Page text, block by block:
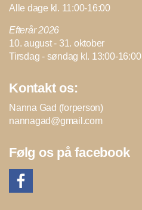
Alle dage kl. 11:00-16:00
Efterår 2026
10. august - 31. oktober
Tirsdag - søndag kl. 13:00-16:00
Kontakt os:
Nanna Gad (forperson)
nannagad@gmail.com
Følg os på facebook